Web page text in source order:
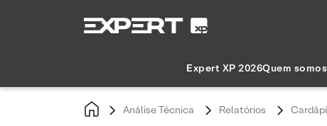
Expert XP 2026Quem somos
Análise Técnica Relatórios